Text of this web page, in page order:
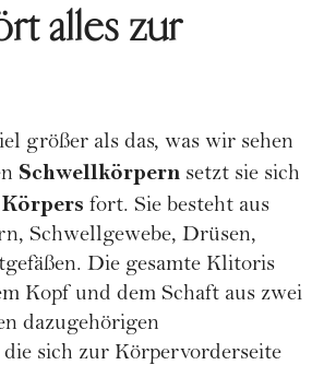
alles zur
größer als das, was wir sehen
Schwellkörpern setzt sie sich
fort. Sie besteht aus
Schwellgewebe, Drüsen,
Die gesamte Klitoris
Kopf und dem Schaft aus zwei
dazugehörigen
sich zur Körpervorderseite